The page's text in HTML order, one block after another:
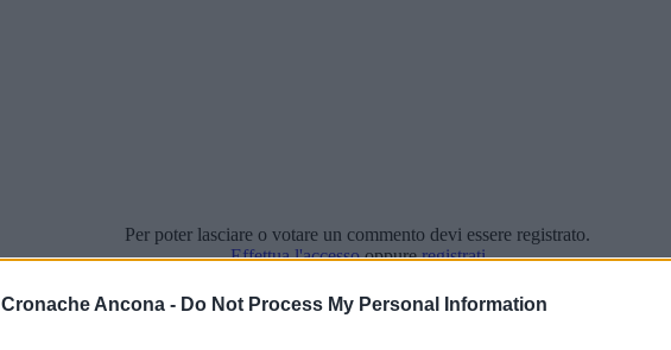
Cronache Ancona - Do Not Process My Personal Information
Per poter lasciare o votare un commento devi essere registrato.
Effettua l'accessooppureregistrati